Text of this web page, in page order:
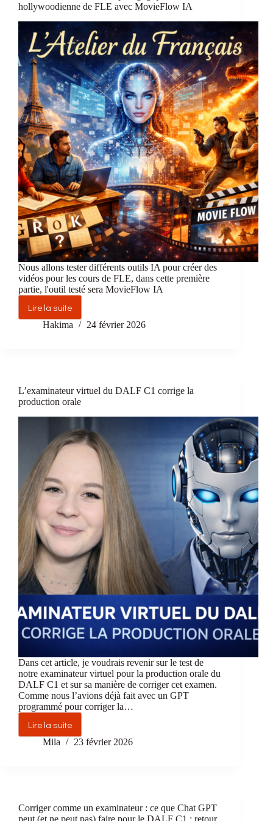
vidéos
audios:
quels
outils
choisir?
hollywoodienne de FLE avec MovieFlow IA
Nous allons tester différents outils IA pour créer des
vidéos pour les cours de FLE, dans cette première
partie, l'outil testé sera MovieFlow IA
Lire la suite
Comment
faire
de
FLE
IA
Hakima 24 février 2026
L’examinateur virtuel du DALF C1 corrige la
production orale
Dans cet article, je voudrais revenir sur le test de
notre examinateur virtuel pour la production orale du
DALF C1 et sur sa manière de corriger cet examen.
Comme nous l’avions déjà fait avec un GPT
programmé pour corriger la…
Lire la suiteL’examinateur
virtuel
production
Mila 23 février 2026
Corriger comme un examinateur : ce que Chat GPT